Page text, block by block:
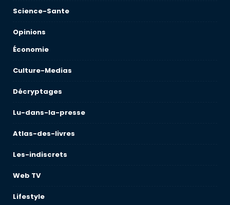
Science-Sante
Opinions
Économie
Culture-Medias
Décryptages
Lu-dans-la-presse
Atlas-des-livres
Les-indiscrets
Web TV
Lifestyle